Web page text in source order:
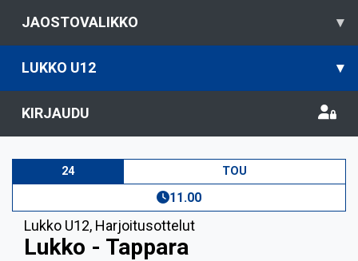
JAOSTOVALIKKO ▾
LUKKO U12 ▾
KIRJAUDU
24 TOU
11.00
Lukko U12, Harjoitusottelut
Lukko - Tappara